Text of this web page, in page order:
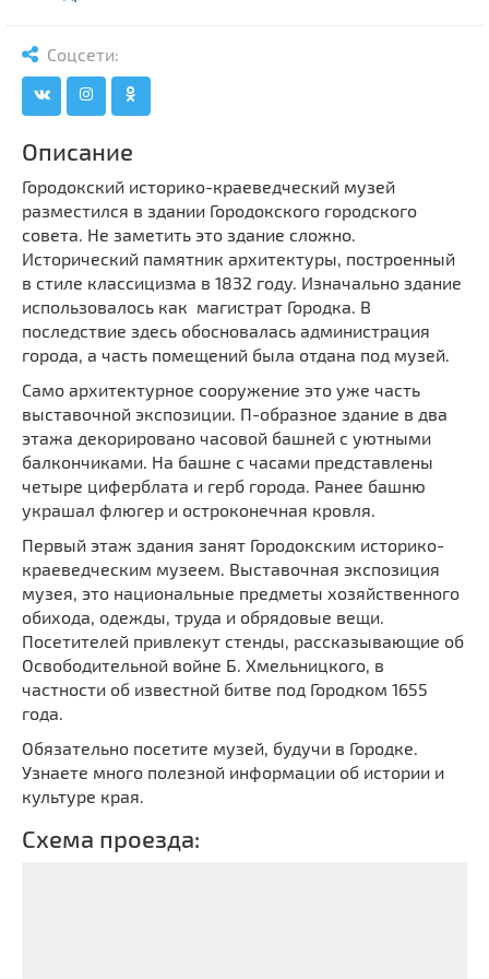
Синагоги
Часовни
Кирхи
Кладбище
Культурные центры
Театры
Галереи
Концертные залы
Соцсети:
Описание
Городокский историко-краеведческий музей
разместился в здании Городокского городского
совета. Не заметить это здание сложно.
Исторический памятник архитектуры, построенный
в стиле классицизма в 1832 году. Изначально здание
использовалось как магистрат Городка. В
последствие здесь обосновалась администрация
города, а часть помещений была отдана под музей.
Само архитектурное сооружение это уже часть
выставочной экспозиции. П-образное здание в два
этажа декорировано часовой башней с уютными
балкончиками. На башне с часами представлены
четыре циферблата и герб города. Ранее башню
украшал флюгер и остроконечная кровля.
Первый этаж здания занят Городокским историко-
краеведческим музеем. Выставочная экспозиция
музея, это национальные предметы хозяйственного
обихода, одежды, труда и обрядовые вещи.
Посетителей привлекут стенды, рассказывающие об
Освободительной войне Б. Хмельницкого, в
частности об известной битве под Городком 1655
года.
Обязательно посетите музей, будучи в Городке.
Узнаете много полезной информации об истории и
культуре края.
Схема проезда: